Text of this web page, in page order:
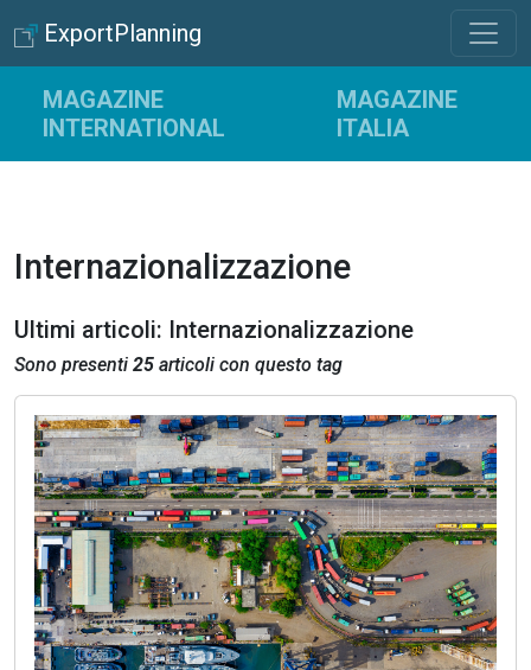
ExportPlanning
MAGAZINE
INTERNATIONAL
MAGAZINE
ITALIA
Internazionalizzazione
Ultimi articoli: Internazionalizzazione
Sono presenti 25 articoli con questo tag